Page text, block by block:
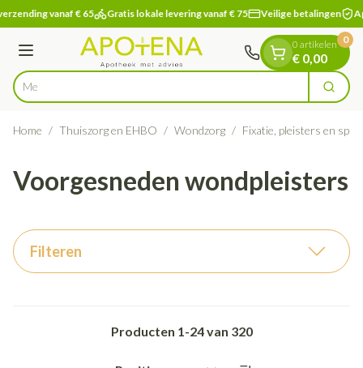
Ga naar de inhoud
1 van 1vanaf € 65 Gratis lokale levering vanaf € 75 Veilige betalingen
Menu
Product, merk, categorie...
Vi Zoek
0 artikelen
€ 0,00
0
Home / Thuiszorg en EHBO / Wondzorg / Fixatie, pleisters en
Voorgesneden wondpleisters
Filteren
Producten 1-24van 320